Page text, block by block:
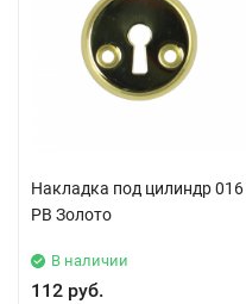
Накладка под цилиндр 016
PB Золото
В наличии
112 руб.